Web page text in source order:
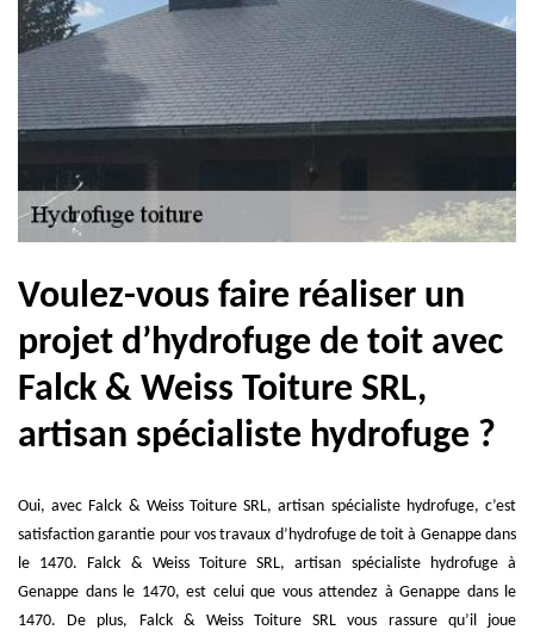
Voulez-vous faire réaliser un
projet d’hydrofuge de toit avec
Falck & Weiss Toiture SRL,
artisan spécialiste hydrofuge ?
Oui, avec Falck & Weiss Toiture SRL, artisan spécialiste hydrofuge, c’est
satisfaction garantie pour vos travaux d’hydrofuge de toit à Genappe dans
le 1470. Falck & Weiss Toiture SRL, artisan spécialiste hydrofuge à
Genappe dans le 1470, est celui que vous attendez à Genappe dans le
1470. De plus, Falck & Weiss Toiture SRL vous rassure qu’il joue